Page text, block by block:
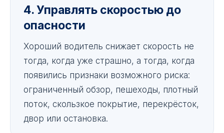
4. Управлять скоростью до
опасности
Хороший водитель снижает скорость не
тогда, когда уже страшно, а тогда, когда
появились признаки возможного риска:
ограниченный обзор, пешеходы, плотный
поток, скользкое покрытие, перекрёсток,
двор или остановка.